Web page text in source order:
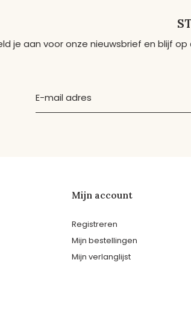
je aan voor onze nieuwsbrief en blijf
Mijn account
Registreren
Mijn bestellingen
Mijn verlanglijst